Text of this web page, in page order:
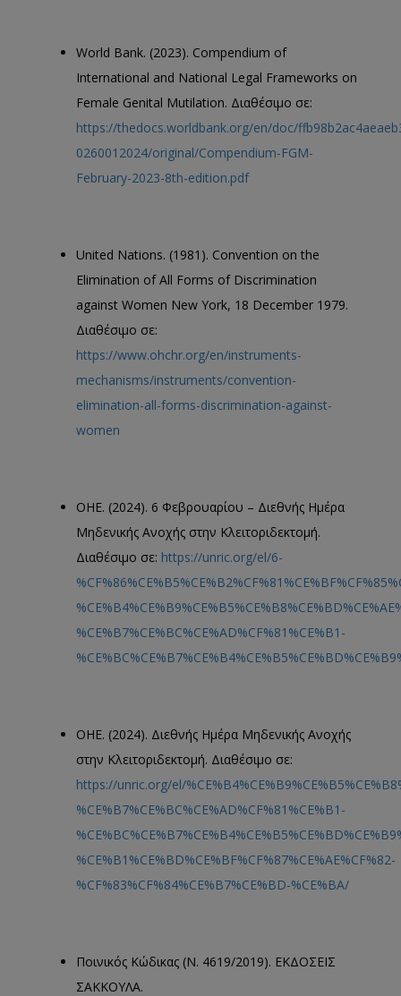
World Bank. (2023). Compendium of
International and National Legal Frameworks on
Female Genital Mutilation. Διαθέσιμο σε:
https://thedocs.worldbank.org/en/doc/
0260012024/original/Compendium-FGM-
February-2023-8th-edition.pdf
United Nations. (1981). Convention on the
Elimination of All Forms of Discrimination
against Women New York, 18 December 1979.
Διαθέσιμο σε:
https://www.ohchr.org/en/instruments-
mechanisms/instruments/convention-
elimination-all-forms-discrimination-against-
women
ΟΗΕ. (2024). 6 Φεβρουαρίου – Διεθνής Ημέρα
Μηδενικής Ανοχής στην Κλειτοριδεκτομή.
Διαθέσιμο σε: https://unric.org/el/6-
%CE%B7%CE%BC%CE%AD%CF%81%CE%B1-
ΟΗΕ. (2024). Διεθνής Ημέρα Μηδενικής Ανοχής
στην Κλειτοριδεκτομή. Διαθέσιμο σε:
https://unric.org/el/
%CE%B7%CE%BC%CE%AD%CF%81%CE%B1-
%CE%B1%CE%BD%CE%BF%CF%87%CE%AE%CF%82-
%CF%83%CF%84%CE%B7%CE%BD-%CE%BA/
Ποινικός Κώδικας (Ν. 4619/2019). ΕΚΔΟΣΕΙΣ
ΣΑΚΚΟΥΛΑ.